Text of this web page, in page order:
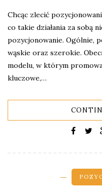
Chcąc zlecić
co takie działania za sobą
pozycjonowanie. Ogólnie,
wąskie oraz szerokie.
modelu, w którym
kluczowe,…